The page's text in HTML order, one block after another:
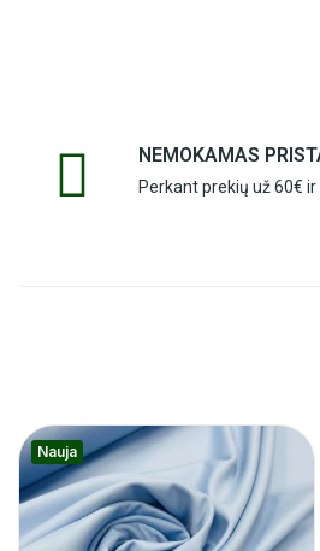
NEMOKAMAS
Perkant prekių už 60€
Nauja